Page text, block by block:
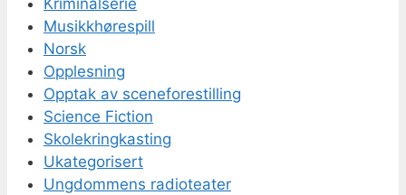
Kriminalserie
Musikkhørespill
Norsk
Opplesning
Opptak av sceneforestilling
Science Fiction
Skolekringkasting
Ukategorisert
Ungdommens radioteater